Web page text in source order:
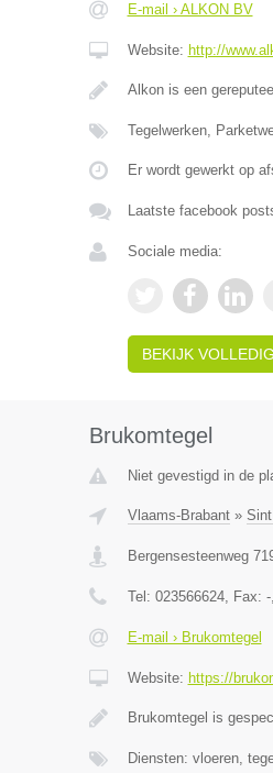
E-mail › ALKON BV
Website: http://
Alkon is een
Tegelwerken,
Er wordt gewerkt op
Laatste facebook
Sociale media:
BEKIJK
Brukomtegel
Niet gevestigd in de
Vlaams-Brabant»
Bergensesteenweg
Tel: 023566624, Fax: -
E-mail › Brukomtegel
Website: https://
Brukomtegel is
Diensten: vloeren,